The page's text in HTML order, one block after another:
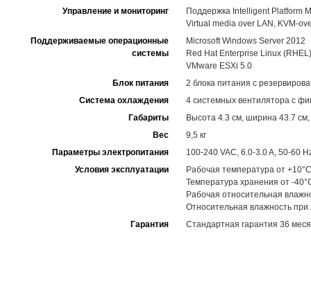
Управление и мониторинг
Поддержка Intelligent Platform
Virtual media over LAN, KVM-
Поддерживаемые операционные
системы
Microsoft Windows Server 2012
Red Hat Enterprise Linux
VMware ESXi 5.0
Блок питания
2 блока питания с
Система охлаждения
4 системных вентилятора с
Габариты
Высота 4.3 см, ширина 43.7 см,
Вес
9,5 кг
Параметры электропитания
100-240 VAC, 6.0-3.0 A, 50-60
Условия эксплуатации
Рабочая температура от
Температура хранения от -
Рабочая относительная
Относительная влажность
Гарантия
Стандартная гарантия 36